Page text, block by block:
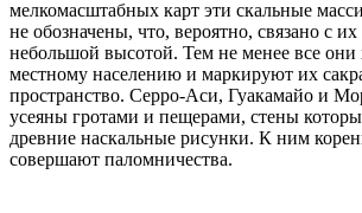
мелкомасштабных карт эти скальные
не обозначены, что, вероятно, связано с
небольшой высотой. Тем не менее все
местному населению и маркируют их
пространство. Серро-Аси, Гуакамайо и
усеяны гротами и пещерами, стены
древние наскальные рисунки. К ним
совершают паломничества.